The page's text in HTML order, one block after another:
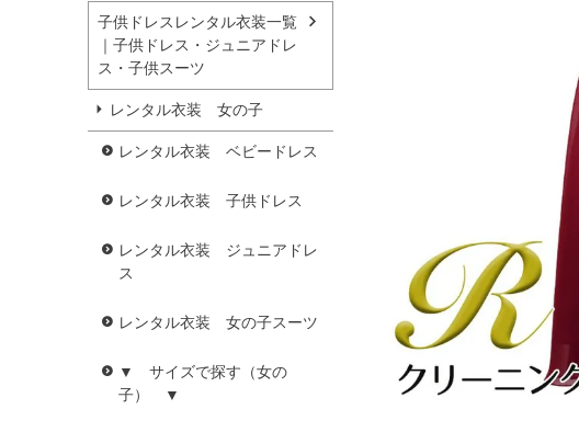
10:00–18:00（完全予約制）
月曜日
店舗を予約する →
子供ドレスレンタル衣装一覧
｜子供ドレス・ジュニアドレ
ス・子供スーツ
レンタル衣装 女の子
レンタル衣装 ベビードレス
レンタル衣装 子供ドレス
レンタル衣装 ジュニアドレ
ス
レンタル衣装 女の子スーツ
▼ サイズで探す（女の
子） ▼